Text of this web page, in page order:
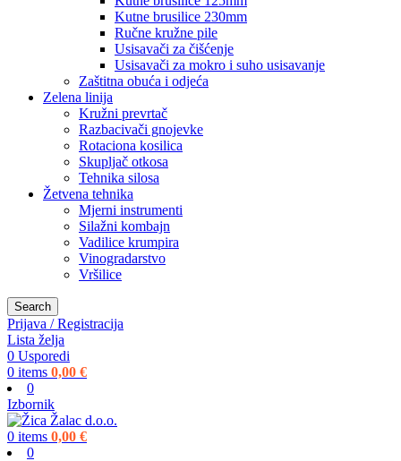
Kutne brusilice 230mm
Ručne kružne pile
Usisavači za čišćenje
Usisavači za mokro i suho usisavanje
Zaštitna obuća i odjeća
Zelena linija
Kružni prevrtač
Razbacivači gnojevke
Rotaciona kosilica
Skupljač otkosa
Tehnika silosa
Žetvena tehnika
Mjerni instrumenti
Silažni kombajn
Vadilice krumpira
Vinogradarstvo
Vršilice
Search
Prijava / Registracija
Lista želja
0 Usporedi
0 items 0,00 €
0
Izbornik
0 items 0,00 €
0